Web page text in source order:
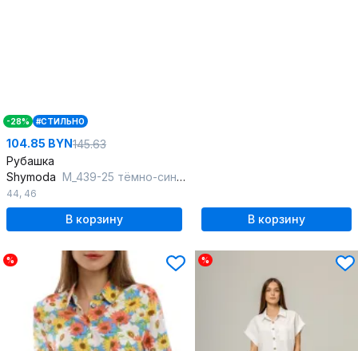
-28% #СТИЛЬНО
104.85 BYN145.63
Рубашка
Shymoda М_439-25 тёмно-синий/бело-красный_принт
44, 46
В корзину В корзину
% %